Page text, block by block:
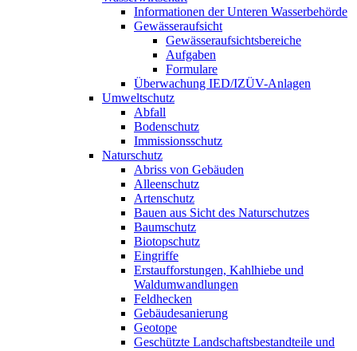
Informationen der Unteren Wasserbehörde
Gewässeraufsicht
Gewässeraufsichtsbereiche
Aufgaben
Formulare
Überwachung IED/IZÜV-Anlagen
Umweltschutz
Abfall
Bodenschutz
Immissionsschutz
Naturschutz
Abriss von Gebäuden
Alleenschutz
Artenschutz
Bauen aus Sicht des Naturschutzes
Baumschutz
Biotopschutz
Eingriffe
Erstaufforstungen, Kahlhiebe und
Waldumwandlungen
Feldhecken
Gebäudesanierung
Geotope
Geschützte Landschaftsbestandteile und